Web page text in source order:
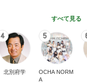
すべて見る
4
北別府学
5
OCHA NORM
A